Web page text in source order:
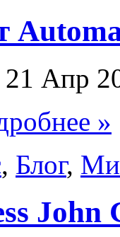
21 Апр
»
, Блог,
John